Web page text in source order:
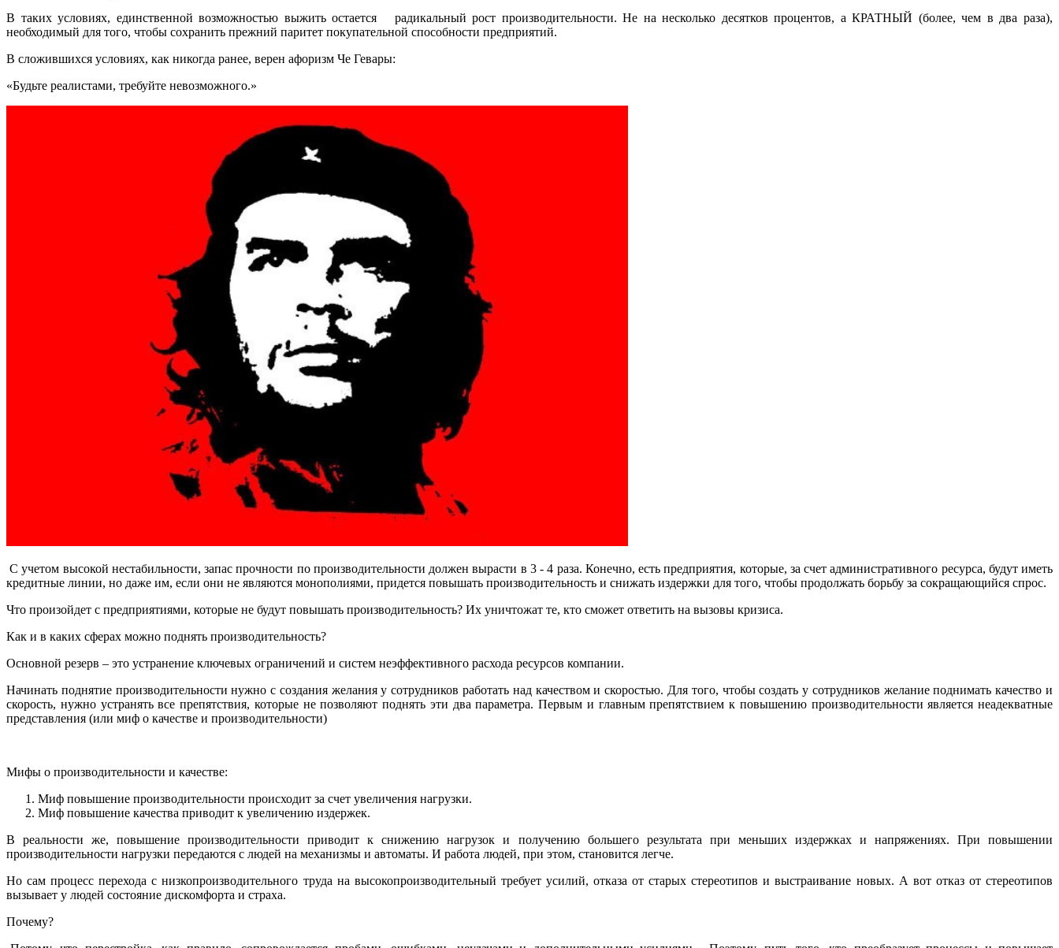
В таких условиях, единственной возможностью выжить остается радикальный рост производительности. Не на несколько десятков процентов, а КРАТНЫЙ (более, чем в два раза),
необходимый для того, чтобы сохранить прежний паритет покупательной способности предприятий.
В сложившихся условиях, как никогда ранее, верен афоризм Че Гевары:
«Будьте реалистами, требуйте невозможного.»
С учетом высокой нестабильности, запас прочности по производительности должен вырасти в 3 - 4 раза. Конечно, есть предприятия, которые, за счет административного ресурса, будут иметь
кредитные линии, но даже им, если они не являются монополиями, придется повышать производительность и снижать издержки для того, чтобы продолжать борьбу за сокращающийся спрос.
Что произойдет с предприятиями, которые не будут повышать производительность? Их уничтожат те, кто сможет ответить на вызовы кризиса.
Как и в каких сферах можно поднять производительность?
Основной резерв – это устранение ключевых ограничений и систем неэффективного расхода ресурсов компании.
Начинать поднятие производительности нужно с создания желания у сотрудников работать над качеством и скоростью. Для того, чтобы создать у сотрудников желание поднимать качество и
скорость, нужно устранять все препятствия, которые не позволяют поднять эти два параметра. Первым и главным препятствием к повышению производительности является неадекватные
представления (или миф о качестве и производительности)
Мифы о производительности и качестве:
Миф повышение производительности происходит за счет увеличения нагрузки.
Миф повышение качества приводит к увеличению издержек.
В реальности же, повышение производительности приводит к снижению нагрузок и получению большего результата при меньших издержках и напряжениях. При повышении
производительности нагрузки передаются с людей на механизмы и автоматы. И работа людей, при этом, становится легче.
Но сам процесс перехода с низкопроизводительного труда на высокопроизводительный требует усилий, отказа от старых стереотипов и выстраивание новых. А вот отказ от стереотипов
вызывает у людей состояние дискомфорта и страха.
Почему?